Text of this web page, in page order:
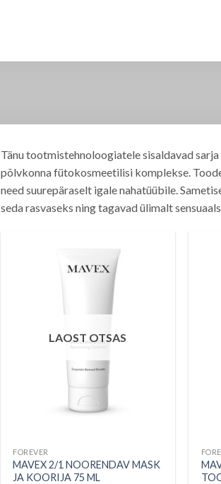
Tänu tootmistehnoloogiatele sisaldavad
põlvkonna fütokosmeetilisi komplekse.
need suurepäraselt igale nahatüübile.
seda rasvaseks ning tagavad ülimalt
LAOST OTSAS
FOREVER
MAVEX 2/1 NOORENDAV MASK
JA KOORIJA 75 ML